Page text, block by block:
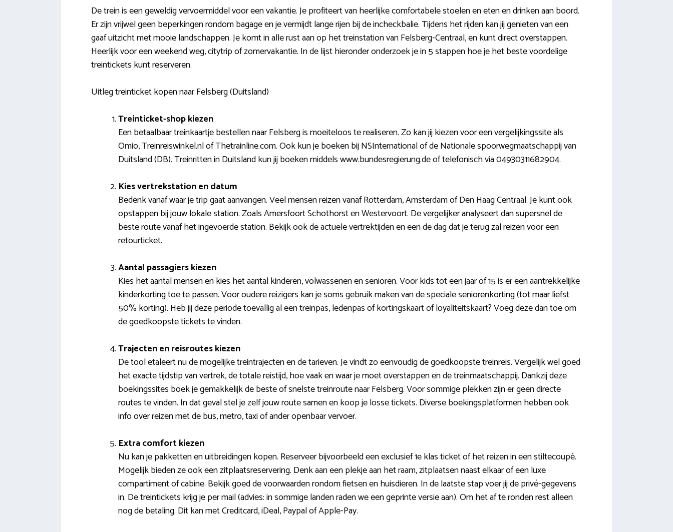
De trein is een geweldig vervoermiddel voor een vakantie. Je profiteert van heerlijke comfortabele stoelen en eten en drinken aan boord.
Er zijn vrijwel geen beperkingen rondom bagage en je vermijdt lange rijen bij de incheckbalie. Tijdens het rijden kan jij genieten van een
gaaf uitzicht met mooie landschappen. Je komt in alle rust aan op het treinstation van Felsberg-Centraal, en kunt direct overstappen.
Heerlijk voor een weekend weg, citytrip of zomervakantie. In de lijst hieronder onderzoek je in 5 stappen hoe je het beste voordelige
treintickets kunt reserveren.
Uitleg treinticket kopen naar Felsberg (Duitsland)
Treinticket-shop kiezen
Een betaalbaar treinkaartje bestellen naar Felsberg is moeiteloos te realiseren. Zo kan jij kiezen voor een vergelijkingssite als
Omio, Treinreiswinkel.nl of Thetrainline.com. Ook kun je boeken bij NSInternational of de Nationale spoorwegmaatschappij van
Duitsland (DB). Treinritten in Duitsland kun jij boeken middels www.bundesregierung.de of telefonisch via 04930311682904.
Kies vertrekstation en datum
Bedenk vanaf waar je trip gaat aanvangen. Veel mensen reizen vanaf Rotterdam, Amsterdam of Den Haag Centraal. Je kunt ook
opstappen bij jouw lokale station. Zoals Amersfoort Schothorst en Westervoort. De vergelijker analyseert dan supersnel de
beste route vanaf het ingevoerde station. Bekijk ook de actuele vertrektijden en een de dag dat je terug zal reizen voor een
retourticket.
Aantal passagiers kiezen
Kies het aantal mensen en kies het aantal kinderen, volwassenen en senioren. Voor kids tot een jaar of 15 is er een aantrekkelijke
kinderkorting toe te passen. Voor oudere reizigers kan je soms gebruik maken van de speciale seniorenkorting (tot maar liefst
50% korting). Heb jij deze periode toevallig al een treinpas, ledenpas of kortingskaart of loyaliteitskaart? Voeg deze dan toe om
de goedkoopste tickets te vinden.
Trajecten en reisroutes kiezen
De tool etaleert nu de mogelijke treintrajecten en de tarieven. Je vindt zo eenvoudig de goedkoopste treinreis. Vergelijk wel goed
het exacte tijdstip van vertrek, de totale reistijd, hoe vaak en waar je moet overstappen en de treinmaatschappij. Dankzij deze
boekingssites boek je gemakkelijk de beste of snelste treinroute naar Felsberg. Voor sommige plekken zijn er geen directe
routes te vinden. In dat geval stel je zelf jouw route samen en koop je losse tickets. Diverse boekingsplatformen hebben ook
info over reizen met de bus, metro, taxi of ander openbaar vervoer.
Extra comfort kiezen
Nu kan je pakketten en uitbreidingen kopen. Reserveer bijvoorbeeld een exclusief 1e klas ticket of het reizen in een stiltecoupé.
Mogelijk bieden ze ook een zitplaatsreservering. Denk aan een plekje aan het raam, zitplaatsen naast elkaar of een luxe
compartiment of cabine. Bekijk goed de voorwaarden rondom fietsen en huisdieren. In de laatste stap voer jij de privé-gegevens
in. De treintickets krijg je per mail (advies: in sommige landen raden we een geprinte versie aan). Om het af te ronden rest alleen
nog de betaling. Dit kan met Creditcard, iDeal, Paypal of Apple-Pay.